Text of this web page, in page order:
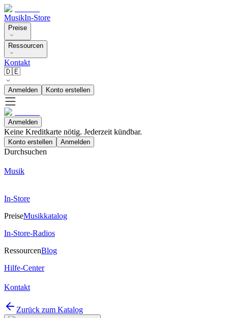
MusikIn-Store
Preise
Ressourcen
Kontakt
🇩🇪
Anmelden Konto erstellen
Anmelden
Keine Kreditkarte nötig. Jederzeit kündbar.
Konto erstellen Anmelden
Durchsuchen
Musik
In-Store
PreiseMusikkatalog
In-Store-Radios
RessourcenBlog
Hilfe-Center
Kontakt
Zurück zum Katalog